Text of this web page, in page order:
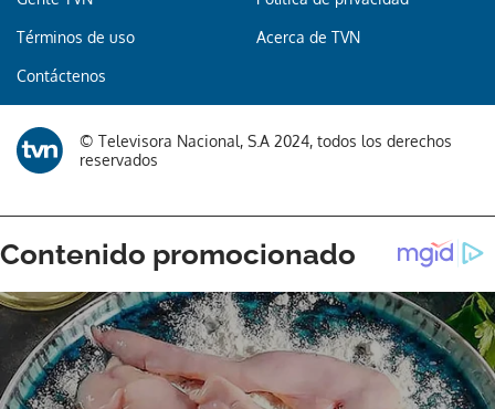
Términos de uso Acerca de TVN
Contáctenos
© Televisora Nacional, S.A 2024, todos los derechos
reservados